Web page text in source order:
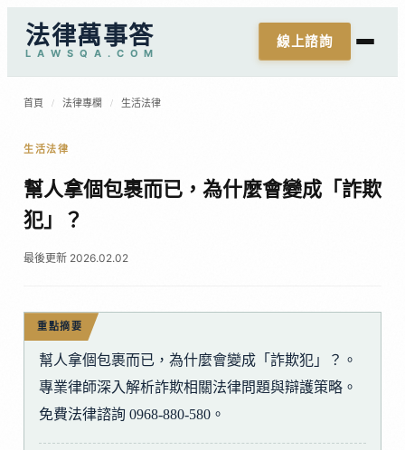
法律萬事答
L A W S Q A . C O M
線上諮詢
首頁 / 法律專欄 / 生活法律
生活法律
幫人拿個包裹而已，為什麼會變成「詐欺
犯」？
最後更新 2026.02.02
重點摘要
幫人拿個包裹而已，為什麼會變成「詐欺犯」？。
專業律師深入解析詐欺相關法律問題與辯護策略。
免費法律諮詢 0968-880-580。